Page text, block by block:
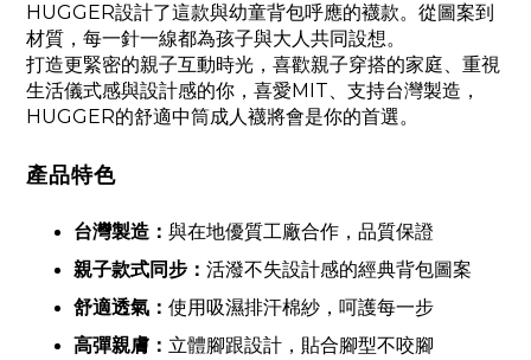
HUGGER設計了這款與幼童背包呼應的襪款。從圖案到
材質，每一針一線都為孩子與大人共同設想。
打造更緊密的親子互動時光， 喜歡親子穿搭的家庭、重視
生活儀式感與設計感的你，喜愛MIT、支持台灣製造，
HUGGER的舒適中筒成人襪將會是你的首選。
產品特色
台灣製造： 與在地優質工廠合作，品質保證
親子款式同步： 活潑不失設計感的經典背包圖案
舒適透氣： 使用吸濕排汗棉紗，呵護每一步
高彈親膚： 立體腳跟設計，貼合腳型不咬腳